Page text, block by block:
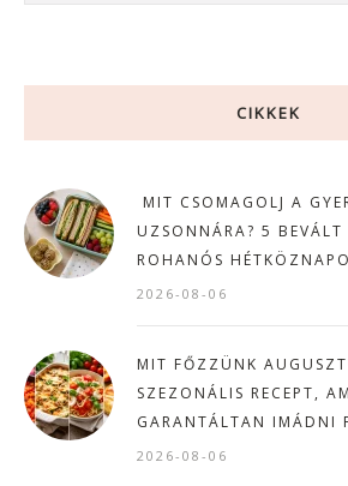
CIKKEK
MIT CSOMAGOLJ A
UZSONNÁRA? 5 BEVÁLT
ROHANÓS
2026-08-06
MIT FŐZZÜNK
SZEZONÁLIS RECEPT,
GARANTÁLTAN IMÁDNI
2026-08-06